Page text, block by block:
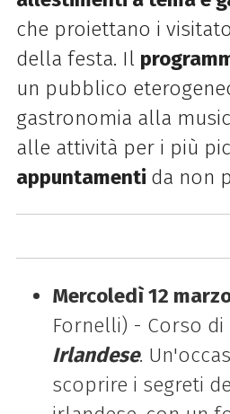
che proiettano i
della festa. Il
un pubblico
gastronomia alla
alle attività per i più
appuntamenti da non
Mercoledì 12
Fornelli) - Corso di
Irlandese.
scoprire i segreti